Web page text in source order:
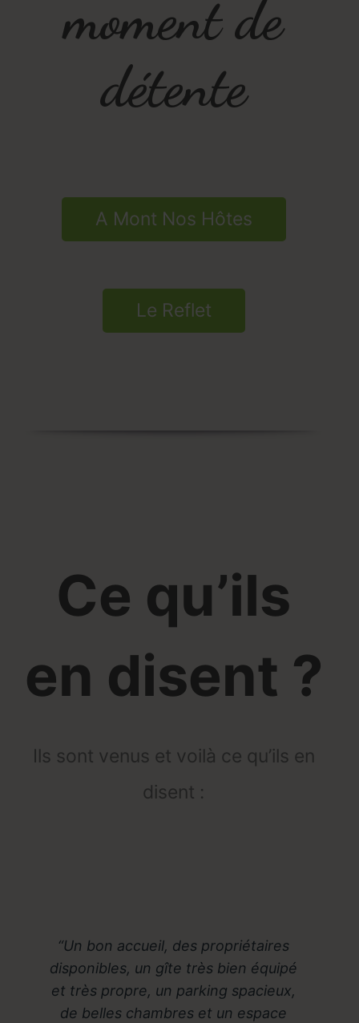
moment de
détente
A Mont Nos Hôtes
Le Reflet
Ce qu’ils
en disent ?
Ils sont venus et voilà ce qu’ils en
disent :
Un bon accueil, des propriétaires
disponibles, un gîte très bien équipé
et très propre, un parking spacieux,
de belles chambres et un espace